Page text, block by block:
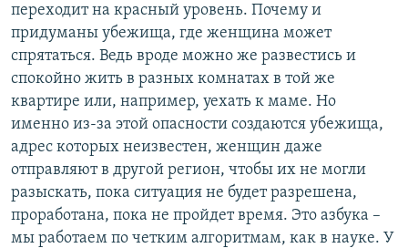
переходит на красный уровень. Почему и
придуманы убежища, где женщина может
спрятаться. Ведь вроде можно же развестись и
спокойно жить в разных комнатах в той же
квартире или, например, уехать к маме. Но
именно из-за этой опасности создаются убежища,
адрес которых неизвестен, женщин даже
отправляют в другой регион, чтобы их не могли
разыскать, пока ситуация не будет разрешена,
проработана, пока не пройдет время. Это азбука –
мы работаем по четким алгоритмам, как в науке. У